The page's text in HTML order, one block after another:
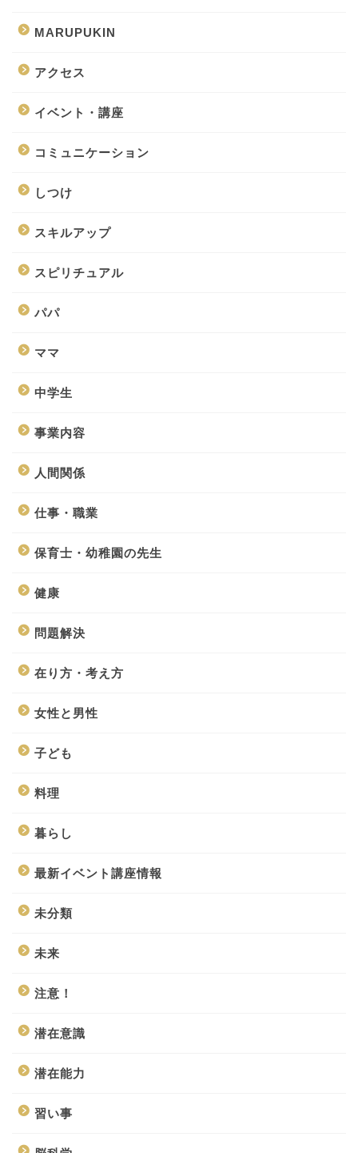
MARUPUKIN
アクセス
イベント・講座
コミュニケーション
しつけ
スキルアップ
スピリチュアル
パパ
ママ
中学生
事業内容
人間関係
仕事・職業
保育士・幼稚園の先生
健康
問題解決
在り方・考え方
女性と男性
子ども
料理
暮らし
最新イベント講座情報
未分類
未来
注意！
潜在意識
潜在能力
習い事